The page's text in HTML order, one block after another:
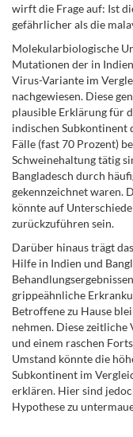
wirft die Frage auf: Ist
gefährlicher als die
Molekularbiologische
Mutationen der in
Virus-Variante im
nachgewiesen. Diese
plausible Erklärung für
indischen Subkontinent
Fälle (fast 70 Prozent)
Schweinehaltung tätig
Bangladesch durch
gekennzeichnet waren.
könnte auf
zurückzuführen sein.
Darüber hinaus trägt
Hilfe in Indien und
grippeähnliche
Betroffene zu Hause
nehmen. Diese zeitliche
und einem raschen
Umstand könnte die
Subkontinent im
erklären. Hier sind
Hypothese zu